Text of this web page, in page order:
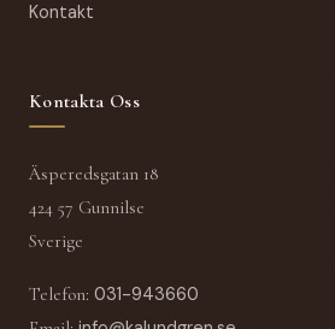
Kontakt
Kontakta Oss
Äsperedsgatan 18
424 57 Gunnilse
Sverige
Telefon: 031-943660